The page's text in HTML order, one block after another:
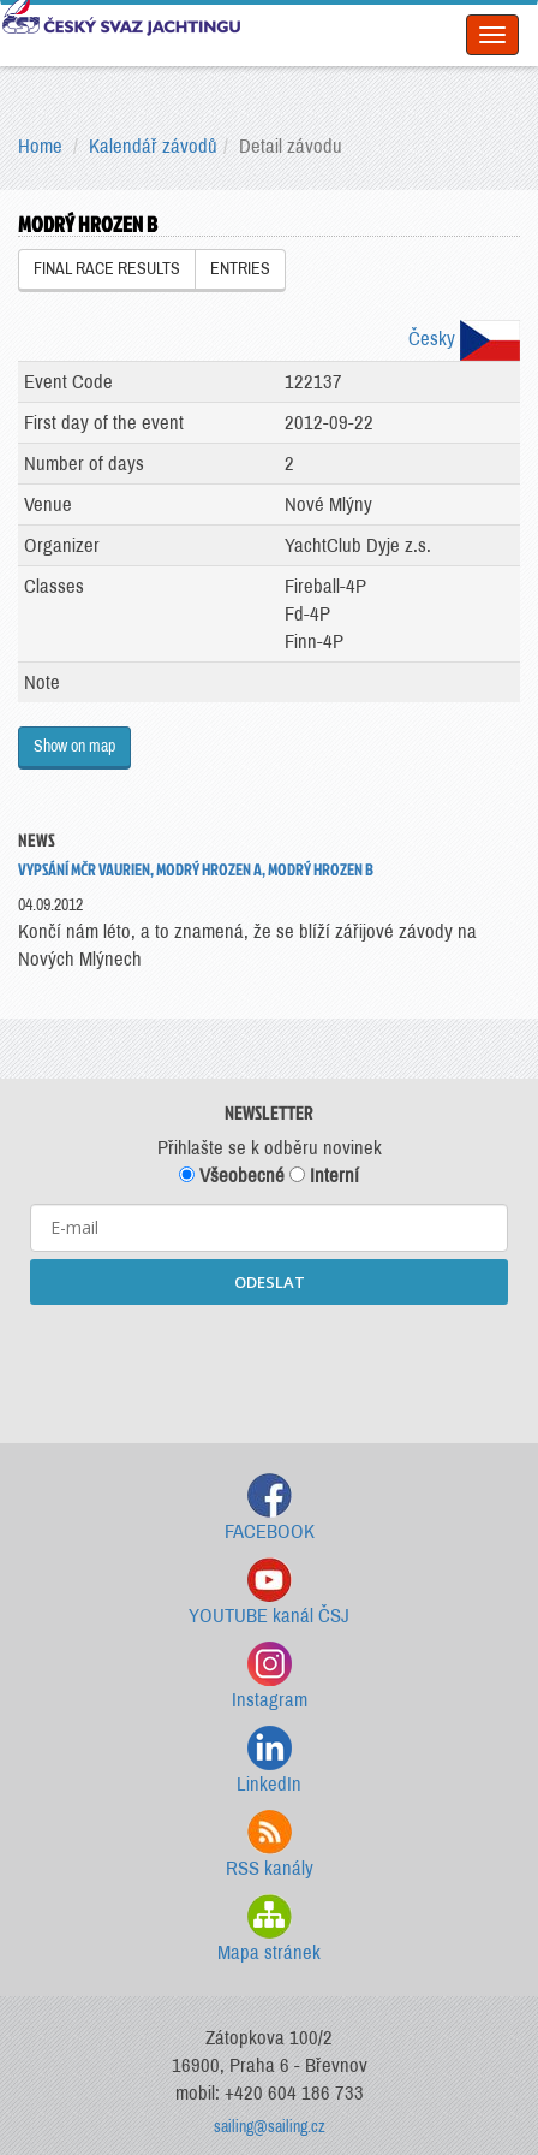
Home Kalendář závodů Detail závodu
MODRÝ HROZEN B
FINAL RACE RESULTS ENTRIES
Česky
Event Code
122137
First day of the event
2012-09-22
Number of days
2
Venue
Nové Mlýny
Organizer
YachtClub Dyje z.s.
Classes
Fireball-4P
Fd-4P
Finn-4P
Note
Show on map
NEWS
VYPSÁNÍ MČR VAURIEN, MODRÝ HROZEN A, MODRÝ HROZEN B
04.09.2012
Končí nám léto, a to znamená, že se blíží zářijové závody na
Nových Mlýnech
NEWSLETTER
Přihlašte se k odběru novinek
Všeobecné
Interní
ODESLAT
FACEBOOK
YOUTUBE kanál ČSJ
Instagram
LinkedIn
RSS kanály
Mapa stránek
Zátopkova 100/2
16900, Praha 6 - Břevnov
mobil: +420 604 186 733
sailing@sailing.cz